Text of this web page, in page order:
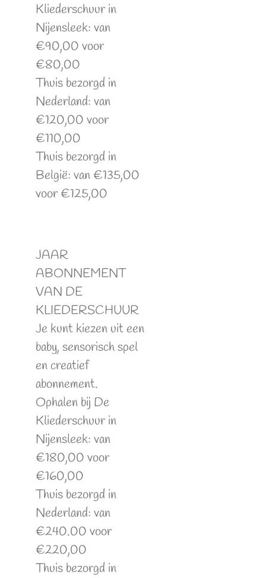
Kliederschuur in
Nijensleek: van
€90,00 voor
€80,00
Thuis bezorgd in
Nederland: van
€120,00 voor
€110,00
Thuis bezorgd in
België: van €135,00
voor €125,00
JAAR
ABONNEMENT
VAN DE
KLIEDERSCHUUR
Je kunt kiezen uit een
baby, sensorisch spel
en creatief
abonnement.
Ophalen bij De
Kliederschuur in
Nijensleek: van
€180,00 voor
€160,00
Thuis bezorgd in
Nederland: van
€240.00 voor
€220,00
Thuis bezorgd in